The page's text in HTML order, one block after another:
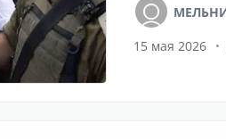
15 мая 2026